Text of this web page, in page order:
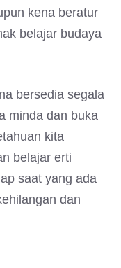
kena beratur
belajar budaya
bersedia segala
minda dan buka
kita
belajar erti
saat yang ada
dan